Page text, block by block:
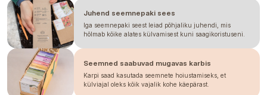
Juhend seemnepaki sees
Iga seemnepaki seest leiad põhjaliku juhendi, mis
hõlmab kõike alates külvamisest kuni saagikoristuseni.
Seemned saabuvad mugavas karbis
Karpi saad kasutada seemnete hoiustamiseks, et
külviajal oleks kõik vajalik kohe käepärast.